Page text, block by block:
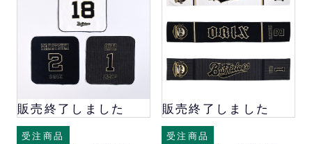
販売終了しました
受注商品
販売終了しました
受注商品